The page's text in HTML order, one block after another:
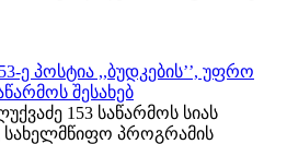
ე პოსტია ,,ბუდკების’’, უფრო
შესახებ
153 საწარმოს სიას
სახელმწიფო პროგრამის